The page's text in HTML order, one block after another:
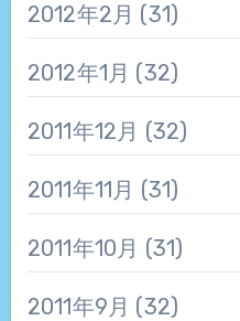
2012年2月 (31)
2012年1月 (32)
2011年12月 (32)
2011年11月 (31)
2011年10月 (31)
2011年9月 (32)